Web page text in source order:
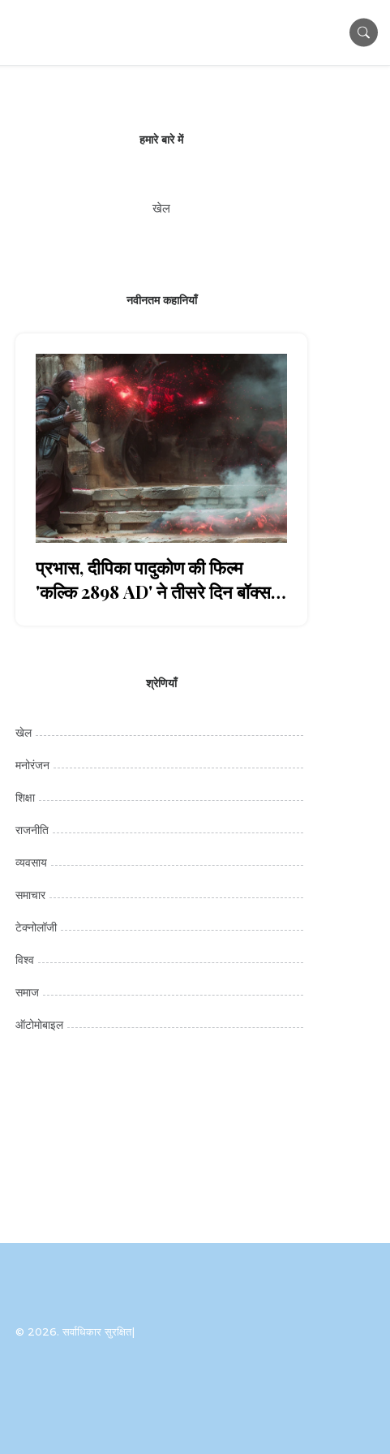
हमारे बारे में
खेल
नवीनतम कहानियाँ
प्रभास, दीपिका पादुकोण की फिल्म
'कल्कि 2898 AD' ने तीसरे दिन बॉक्स
श्रेणियाँ
खेल
मनोरंजन
शिक्षा
राजनीति
व्यवसाय
समाचार
टेक्नोलॉजी
विश्व
समाज
ऑटोमोबाइल
© 2026. सर्वाधिकार सुरक्षित|